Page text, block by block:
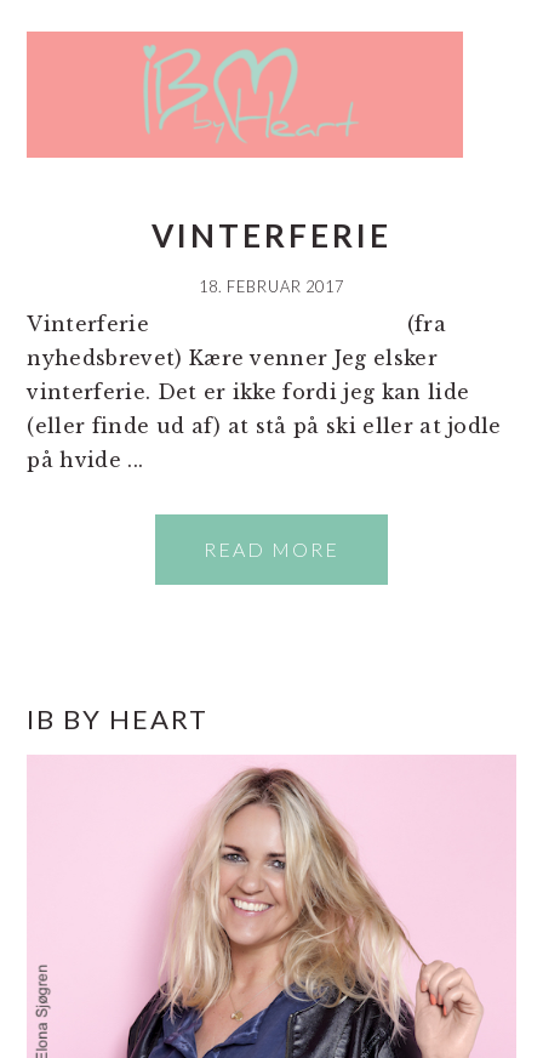
VINTERFERIE
18. FEBRUAR 2017
Vinterferie (fra
nyhedsbrevet) Kære venner Jeg elsker
vinterferie. Det er ikke fordi jeg kan lide
(eller finde ud af) at stå på ski eller at jodle
på hvide ...
READ MORE
SIDEBAR
IB BY HEART